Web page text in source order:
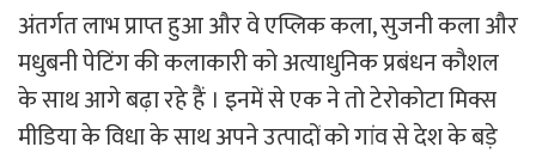
अंतर्गत लाभ प्राप्त हुआ और वे एप्लिक कला, सुजनी कला और
मधुबनी पेटिंग की कलाकारी को अत्याधुनिक प्रबंधन कौशल
के साथ आगे बढ़ा रहे हैं । इनमें से एक ने तो टेरोकोटा मिक्स
मीडिया के विधा के साथ अपने उत्पादों को गांव से देश के बड़े